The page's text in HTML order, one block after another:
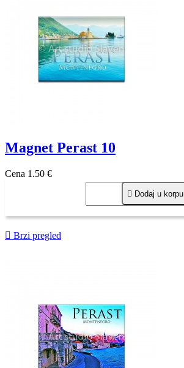
Magnet Perast 10
Cena 1,50 €
 Dodaj u korpu
 Brzi pregled